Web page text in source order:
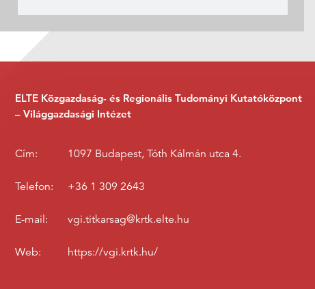
ELTE Közgazdaság- és Regionális Tudományi Kutatóközpont
– Világgazdasági Intézet
Cím: 1097 Budapest, Tóth Kálmán utca 4.
Telefon: +36 1 309 2643
E-mail: vgi.titkarsag@krtk.elte.hu
Web: https://vgi.krtk.hu/